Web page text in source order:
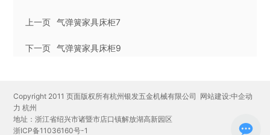
上一页 气弹簧家具床柜7
下一页 气弹簧家具床柜9
Copyright 2011 页面版权所有杭州银发五金机械有限公司 网站建设:中企动
力 杭州
地址：浙江省绍兴市诸暨市店口镇解放湖高新园区
浙ICP备11036160号-1